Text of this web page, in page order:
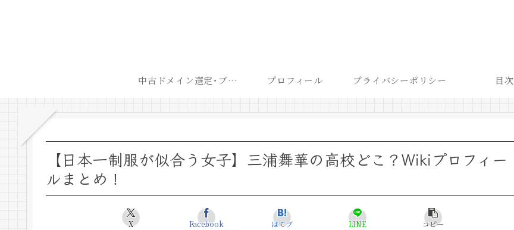
中古ドメイン選定･ブログ開設後最短での収益化戦略 プロフィール プライバシーポリシー 目次
【日本一制服が似合う女子】三浦舞華の高校どこ？Wikiプロフィー
ルまとめ！
X Facebook はてブ LINE コピー